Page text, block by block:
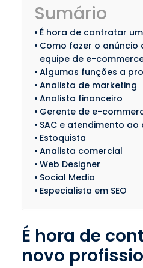
Sumário
É hora de contratar
Como fazer o anúncio
equipe de e-
Algumas funções a
Analista de marketing
Analista financeiro
Gerente de e-
SAC e atendimento ao
Estoquista
Analista comercial
Web Designer
Social Media
Especialista em SEO
É hora de
novo